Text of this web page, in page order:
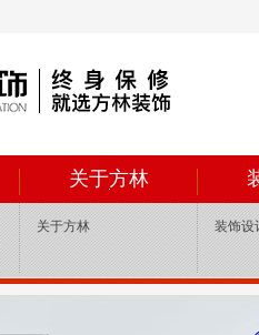
关于方林
关于方林 装饰设